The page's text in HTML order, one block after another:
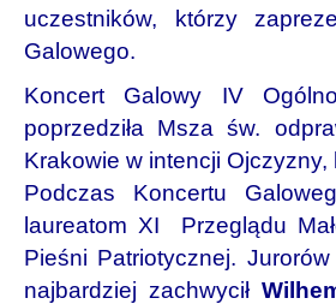
uczestników, którzy
Galowego.
Koncert Galowy IV
poprzedziła Msza św.
Krakowie w intencji
Podczas Koncertu
laureatom XI Przeglądu
Pieśni Patriotycznej.
najbardziej zachwycił